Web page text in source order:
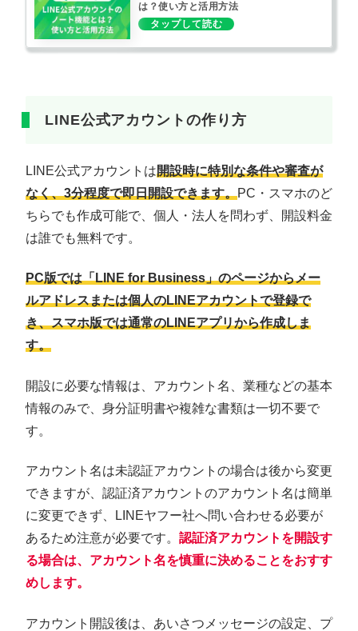
は？使い方と活用方法
LINE公式アカウントの作り方
LINE公式アカウントは開設時に特別な条件や審査が
なく、3分程度で即日開設できます。PC・スマホのど
ちらでも作成可能で、個人・法人を問わず、開設料金
は誰でも無料です。
PC版では「LINE for Business」のページからメー
ルアドレスまたは個人のLINEアカウントで登録で
き、スマホ版では通常のLINEアプリから作成しま
す。
開設に必要な情報は、アカウント名、業種などの基本
情報のみで、身分証明書や複雑な書類は一切不要で
す。
アカウント名は未認証アカウントの場合は後から変更
できますが、認証済アカウントのアカウント名は簡単
に変更できず、LINEヤフー社へ問い合わせる必要が
あるため注意が必要です。 認証済アカウントを開設す
る場合は、アカウント名を慎重に決めることをおすす
めします。
アカウント開設後は、あいさつメッセージの設定、プ